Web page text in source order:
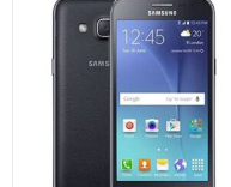
الشاشة:TFT LCD بحجم 4.5 بوصة بدقة 480px
المعالج:Qualcomm MSM8916 Snapdragon 410
الكاميرات: خلفية 5 م.ب / امامية 2 م.ب
الذاكرة+الرام:8 + 1 جيجابايت
نظام التشغيل:Android 4.4.4 (KitKat)
البطارية: 2000 ملي امبير
عرض المواصفات ←